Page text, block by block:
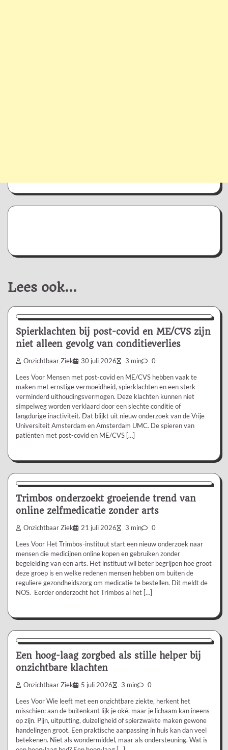
Lees ook...
Nieuws/Informatie
Spierklachten bij post-covid en ME/CVS zijn
niet alleen gevolg van conditieverlies
Onzichtbaar Ziek 30 juli 2026 3 min 0
Lees Voor Mensen met post-covid en ME/CVS hebben vaak te
maken met ernstige vermoeidheid, spierklachten en een sterk
verminderd uithoudingsvermogen. Deze klachten kunnen niet
simpelweg worden verklaard door een slechte conditie of
langdurige inactiviteit. Dat blijkt uit nieuw onderzoek van de Vrije
Universiteit Amsterdam en Amsterdam UMC. De spieren van
patiënten met post-covid en ME/CVS […]
Nieuws/Informatie
Trimbos onderzoekt groeiende trend van
online zelfmedicatie zonder arts
Onzichtbaar Ziek 21 juli 2026 3 min 0
Lees Voor Het Trimbos-instituut start een nieuw onderzoek naar
mensen die medicijnen online kopen en gebruiken zonder
begeleiding van een arts. Het instituut wil beter begrijpen hoe groot
deze groep is en welke redenen mensen hebben om buiten de
reguliere gezondheidszorg om medicatie te bestellen. Dit meldt de
NOS. Eerder onderzocht het Trimbos al het […]
Aanbevolen
Een hoog-laag zorgbed als stille helper bij
onzichtbare klachten
Onzichtbaar Ziek 5 juli 2026 3 min 0
Lees Voor Wie leeft met een onzichtbare ziekte, herkent het
misschien: aan de buitenkant lijk je oké, maar je lichaam kan ineens
op zijn. Pijn, uitputting, duizeligheid of spierzwakte maken gewone
handelingen groot. Een praktische aanpassing in huis kan dan veel
betekenen. Niet als wondermiddel, maar als ondersteuning. Wat is